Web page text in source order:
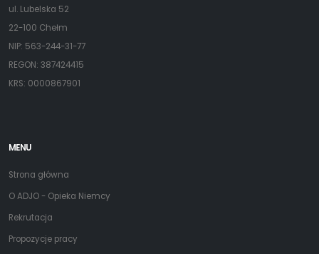
ul. Lubelska 52
22-100 Chełm
NIP: 563-244-31-77
REGON: 387424415
KRS: 0000867901
MENU
Strona główna
O ADJO - Opieka Niemcy
Rekrutacja
Propozycje pracy